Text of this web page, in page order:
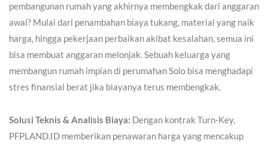
pembangunan rumah yang akhirnya membengkak dari anggaran
awal? Mulai dari penambahan biaya tukang, material yang naik
harga, hingga pekerjaan perbaikan akibat kesalahan, semua ini
bisa membuat anggaran melonjak. Sebuah keluarga yang
membangun rumah impian di perumahan Solo bisa menghadapi
stres finansial berat jika biayanya terus membengkak.
Solusi Teknis & Analisis Biaya: Dengan kontrak Turn-Key,
PFPLAND.ID memberikan penawaran harga yang mencakup